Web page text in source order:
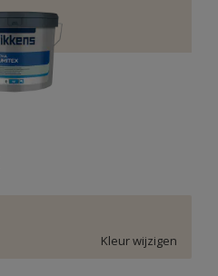
Kleur wijzigen